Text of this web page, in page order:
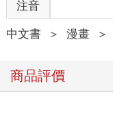
注音
中文書 ＞ 漫畫 ＞
商品評價